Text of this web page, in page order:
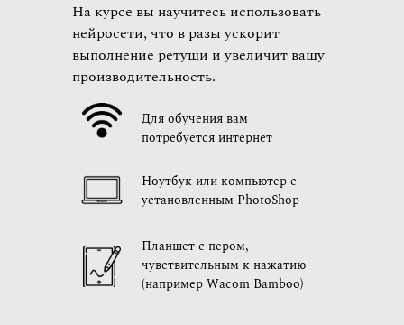
На курсе вы научитесь использовать
нейросети, что в разы ускорит
выполнение ретуши и увеличит вашу
производительность.
Для обучения вам
потребуется интернет
Ноутбук или компьютер с
установленным PhotoShop
Планшет с пером,
чувствительным к нажатию
(например Wacom Bamboo)